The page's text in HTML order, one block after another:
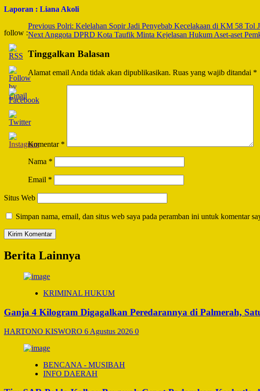
Laporan : Liana Akoli
follow :
Post
Navigation
Previous Polri: Kelelahan Sopir Jadi Penyebab Kecelakaan di KM 58 Tol
Next Anggota DPRD Kota Taufik Minta Kejelasan Hukum Aset-aset
Tinggalkan Balasan
Alamat email Anda tidak akan dipublikasikan. Ruas yang wajib ditandai *
Komentar *
Nama *
Email *
Situs Web
Simpan nama, email, dan situs web saya pada peramban ini untuk komentar
Berita Lainnya
KRIMINAL HUKUM
Ganja 4 Kilogram Digagalkan Peredarannya di Palmerah,
HARTONO KISWORO 6 Agustus 2026 0
BENCANA - MUSIBAH
INFO DAERAH